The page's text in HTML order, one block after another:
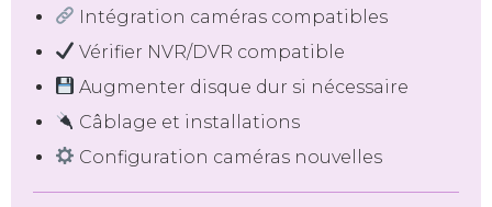
Intégration caméras compatibles
Vérifier NVR/DVR compatible
Augmenter disque dur si nécessaire
Câblage et installations
Configuration caméras nouvelles